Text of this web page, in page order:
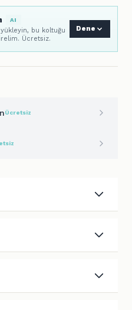
AI
yükleyin, bu koltuğu
Ücretsiz.
Dene
Ücretsiz